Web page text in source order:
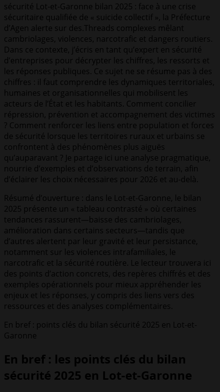
sécurité Lot-et-Garonne bilan 2025 : face à une crise
sécuritaire qualifiée de « suicide collectif », la Préfecture
d’Agen alerte sur des.Threads complexes mêlant
cambriolages, violences, narcotrafic et dangers routiers.
Dans ce contexte, j’écris en tant qu’expert en sécurité
d’entreprises pour décrypter les chiffres, les ressorts et
les réponses publiques. Ce sujet ne se résume pas à des
chiffres : il faut comprendre les dynamiques territoriales,
humaines et organisationnelles qui mobilisent les
acteurs de l’État et les habitants. Comment concilier
répression, prévention et accompagnement des victimes
? Comment renforcer les liens entre population et forces
de sécurité lorsque les territoires ruraux et urbains se
confrontent à des phénomènes plus aiguës
qu’auparavant ? Je partage ici une analyse pragmatique,
nourrie d’exemples et d’observations de terrain, afin
d’éclairer les choix nécessaires pour 2026 et au-delà.
Résumé d’ouverture : dans le Lot-et-Garonne, le bilan
2025 présente un « tableau contrasté » où certaines
tendances rassurent—baisse des cambriolages,
amélioration dans certains secteurs—tandis que
d’autres alertent par leur gravité et leur persistance,
notamment sur les violences intrafamiliales, le
narcotrafic et la sécurité routière. Le lecteur trouvera ici
des points d’action concrets, des repères chiffrés et des
exemples opérationnels pour mieux appréhender les
enjeux et les réponses, y compris des liens vers des
ressources et des analyses complémentaires.
En bref : points clés du bilan sécurité 2025 en Lot-et-
Garonne
En bref : les points clés du bilan
sécurité 2025 en Lot-et-Garonne